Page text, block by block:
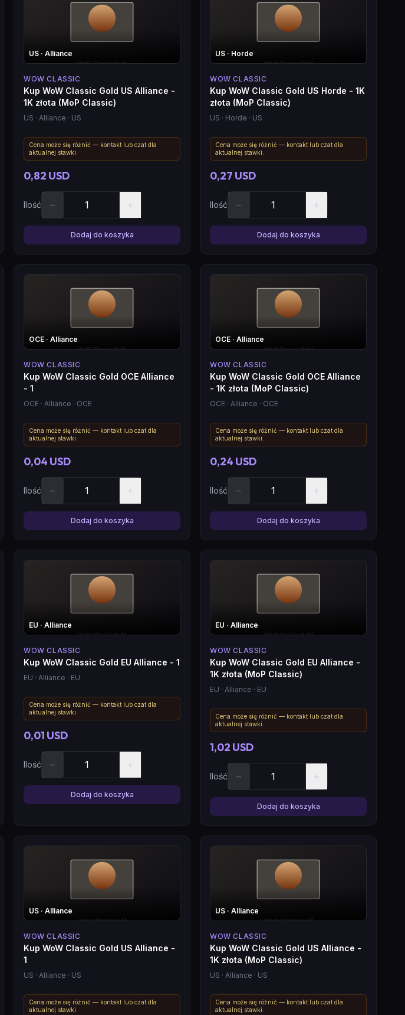
US · Alliance
WOW CLASSIC
Kup WoW Classic Gold US Alliance -
1K złota (MoP Classic)
US · Alliance · US
Cena może się różnić — kontakt lub czat dla
aktualnej stawki.
0,82 USD
Ilość − +
Dodaj do koszyka
US · Horde
WOW CLASSIC
Kup WoW Classic Gold US Horde - 1K
złota (MoP Classic)
US · Horde · US
Cena może się różnić — kontakt lub czat dla
aktualnej stawki.
0,27 USD
Ilość − +
Dodaj do koszyka
OCE · Alliance
WOW CLASSIC
Kup WoW Classic Gold OCE Alliance
- 1
OCE · Alliance · OCE
Cena może się różnić — kontakt lub czat dla
aktualnej stawki.
0,04 USD
Ilość − +
Dodaj do koszyka
OCE · Alliance
WOW CLASSIC
Kup WoW Classic Gold OCE Alliance
- 1K złota (MoP Classic)
OCE · Alliance · OCE
Cena może się różnić — kontakt lub czat dla
aktualnej stawki.
0,24 USD
Ilość − +
Dodaj do koszyka
EU · Alliance
WOW CLASSIC
Kup WoW Classic Gold EU Alliance - 1
EU · Alliance · EU
Cena może się różnić — kontakt lub czat dla
aktualnej stawki.
0,01 USD
Ilość − +
Dodaj do koszyka
EU · Alliance
WOW CLASSIC
Kup WoW Classic Gold EU Alliance -
1K złota (MoP Classic)
EU · Alliance · EU
Cena może się różnić — kontakt lub czat dla
aktualnej stawki.
1,02 USD
Ilość − +
Dodaj do koszyka
US · Alliance
WOW CLASSIC
Kup WoW Classic Gold US Alliance -
1
US · Alliance · US
Cena może się różnić — kontakt lub czat dla
aktualnej stawki.
US · Alliance
WOW CLASSIC
Kup WoW Classic Gold US Alliance -
1K złota (MoP Classic)
US · Alliance · US
Cena może się różnić — kontakt lub czat dla
aktualnej stawki.